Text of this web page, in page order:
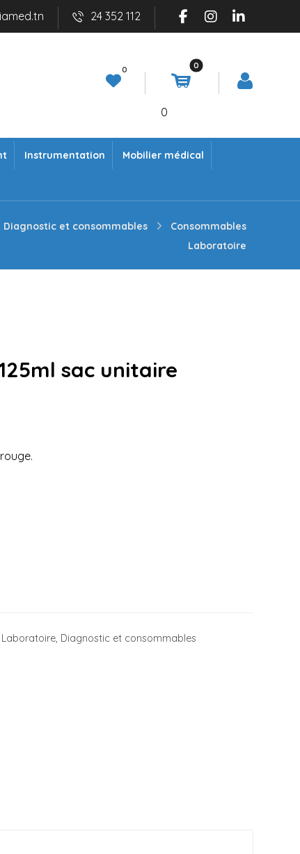
24 352 112
0
Instrumentation Mobilier médical
Diagnostic et consommables
Consommables
Laboratoire
sac unitaire
Diagnostic et consommables